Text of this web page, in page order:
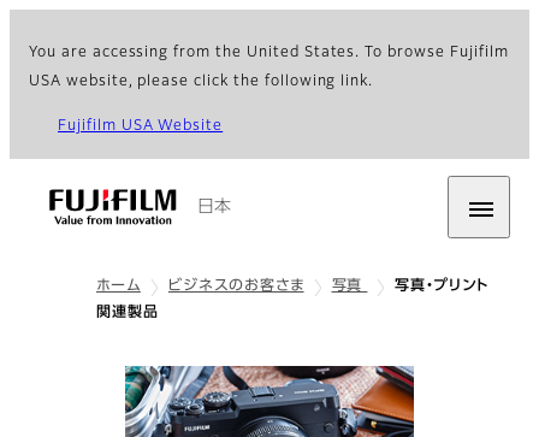
You are accessing from the United States. To browse Fujifilm
USA website, please click the following link.
Fujifilm USA Website
日本
ホーム ビジネスのお客さま 写真
写真・プリント
関連製品